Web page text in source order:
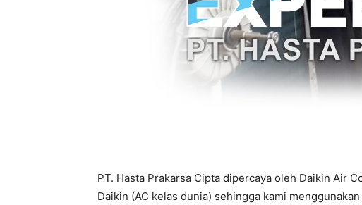
PT. Hasta Prakarsa Cipta dipercaya oleh Daikin Air
Daikin (AC kelas dunia) sehingga kami